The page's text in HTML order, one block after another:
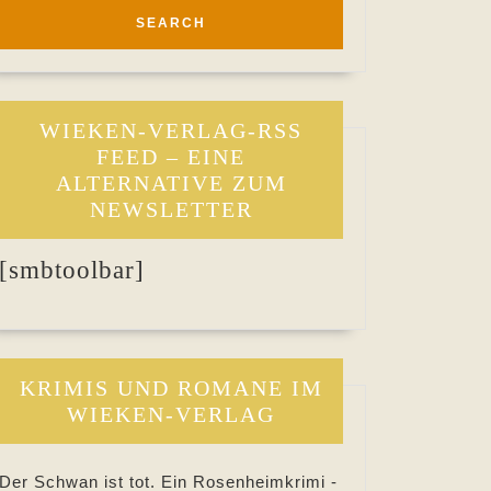
WIEKEN-VERLAG-RSS
FEED – EINE
ALTERNATIVE ZUM
NEWSLETTER
[smbtoolbar]
KRIMIS UND ROMANE IM
WIEKEN-VERLAG
Der Schwan ist tot. Ein Rosenheimkrimi -